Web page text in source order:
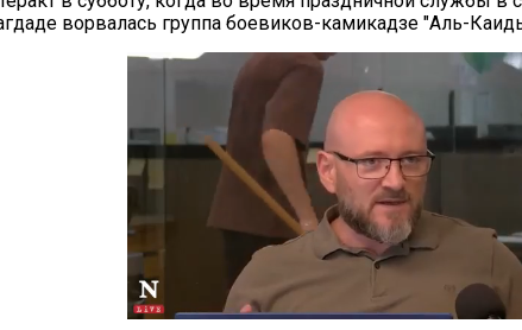
ворвалась группа боевиков-камикадзе "Аль-